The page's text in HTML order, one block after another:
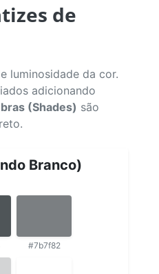
de
luminosidade da cor.
adicionando
(Shades) são
Branco)
#7b7f82